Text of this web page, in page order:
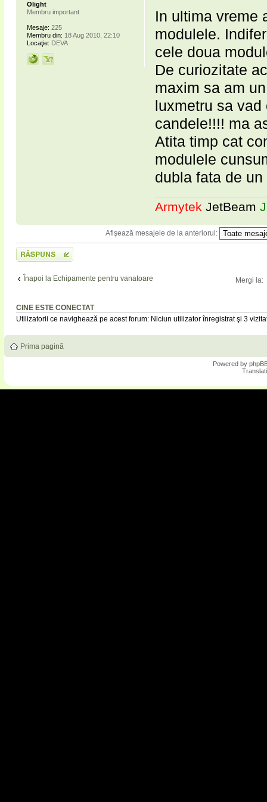
In ultima vreme
modulele.
cele doua
De curiozitate
maxim sa am
luxmetru sa
candele!!!! ma
Atita timp cat
modulele
dubla fata de un
Armytek JetBeam
Olight
Membru important
Mesaje: 225
Membru din: 18 Aug 2010, 22:10
Locaţie: DEVA
Afişează mesajele de la anteriorul:
Scrie un răspuns
Înapoi la Echipamente pentru vanatoare Mergi la:
CINE ESTE CONECTAT
Utilizatorii ce navighează pe acest forum: Niciun utilizator înregistrat şi 3
Prima pagină
Powered by